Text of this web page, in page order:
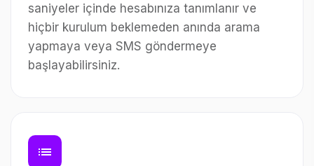
saniyeler içinde hesabınıza tanımlanır ve
hiçbir kurulum beklemeden anında arama
yapmaya veya SMS göndermeye
başlayabilirsiniz.